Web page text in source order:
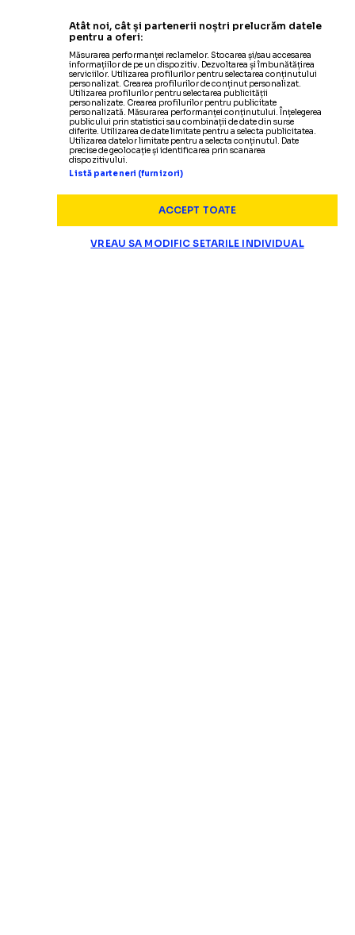
Atât noi, cât și partenerii noștri prelucrăm datele
pentru a oferi:
Măsurarea performanței reclamelor. Stocarea și/sau accesarea
informațiilor de pe un dispozitiv. Dezvoltarea și îmbunătățirea
serviciilor. Utilizarea profilurilor pentru selectarea conținutului
personalizat. Crearea profilurilor de conținut personalizat.
Utilizarea profilurilor pentru selectarea publicității
personalizate. Crearea profilurilor pentru publicitate
personalizată. Măsurarea performanței conținutului. Înțelegerea
publicului prin statistici sau combinații de date din surse
diferite. Utilizarea de date limitate pentru a selecta publicitatea.
Utilizarea datelor limitate pentru a selecta conținutul. Date
precise de geolocație și identificarea prin scanarea
dispozitivului.
Listă parteneri (furnizori)
ACCEPT TOATE
VREAU SA MODIFIC SETARILE INDIVIDUAL